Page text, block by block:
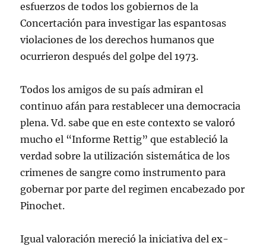
esfuerzos de todos los gobiernos de la
Concertación para investigar las espantosas
violaciones de los derechos humanos que
ocurrieron después del golpe del 1973.
Todos los amigos de su país admiran el
continuo afán para restablecer una democracia
plena. Vd. sabe que en este contexto se valoró
mucho el “Informe Rettig” que estableció la
verdad sobre la utilización sistemática de los
crimenes de sangre como instrumento para
gobernar por parte del regimen encabezado por
Pinochet.
Igual valoración mereció la iniciativa del ex-